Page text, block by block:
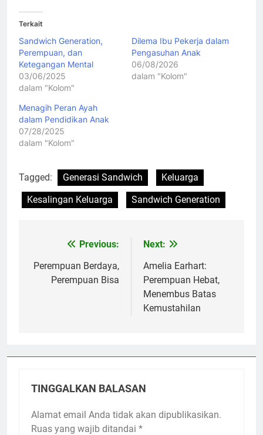
Terkait
Sandwich Generation,
Perempuan, dan
Ketegangan Mental
03/06/2025
dalam "Kolom"
Dilema Ibu Pekerja dalam
Pengasuhan Anak
06/08/2026
dalam "Kolom"
Menagih Peran Ayah
dalam Pendidikan Anak
07/28/2025
dalam "Kolom"
Tagged: Generasi Sandwich
Keluarga
Kesalingan Keluarga
Sandwich Generation
Navigasi
pos
Previous:
Perempuan Berdaya,
Perempuan Bisa
Next:
Amelia Earhart:
Perempuan Hebat,
Menembus Batas
Kemustahilan
TINGGALKAN BALASAN
Alamat email Anda tidak akan dipublikasikan.
Ruas yang wajib ditandai *